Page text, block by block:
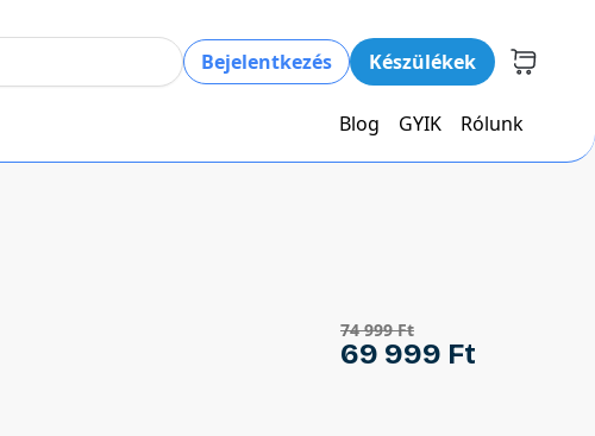
Bejelentkezés Készülékek
Blog GYIK Rólunk
74 999 Ft
69 999 Ft